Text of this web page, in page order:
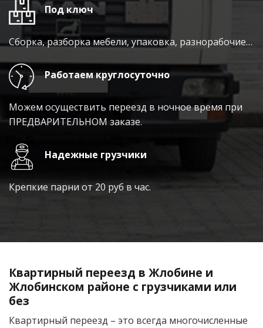
Под ключ
Сборка, разборка мебели, упаковка, разнорабочие…
Работаем круглосуточно
Можем осуществить переезд в ночное время при
ПРЕДВАРИТЕЛЬНОМ заказе.
Надежные грузчики
Крепкие парни от 20 руб в час.
Квартирный переезд в Жлобине и
Жлобинском районе с грузчиками или
без
Квартирный переезд – это всегда многочисленные